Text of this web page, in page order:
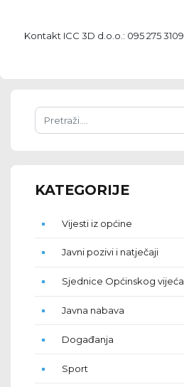
Kontakt ICC 3D d.o.o.: 095 275 3109
KATEGORIJE
Vijesti iz općine
Javni pozivi i natječaji
Sjednice Općinskog vijeća
Javna nabava
Događanja
Sport